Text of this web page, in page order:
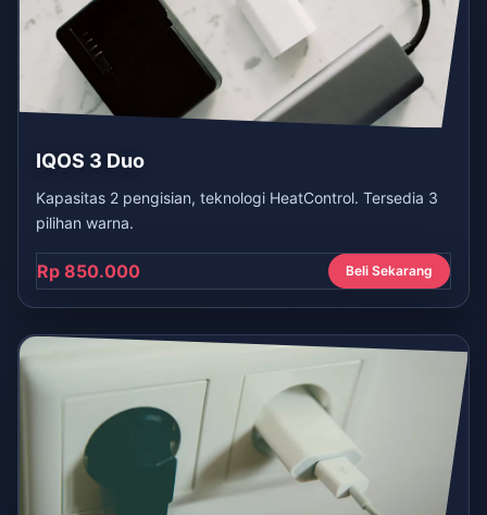
IQOS 3 Duo
Kapasitas 2 pengisian, teknologi HeatControl. Tersedia 3
pilihan warna.
Rp 850.000 Beli Sekarang